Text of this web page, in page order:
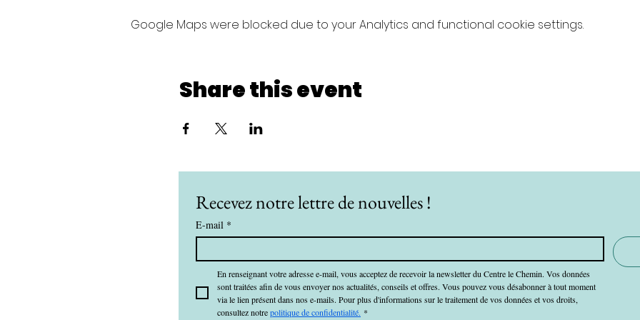
Google Maps were blocked due to your Analytics and functional cookie settings.
Share this event
Recevez notre lettre de nouvelles !
E-mail *
En renseignant votre adresse e-mail, vous acceptez de recevoir la newsletter du Centre le Chemin. Vos données
sont traitées afin de vous envoyer nos actualités, conseils et offres. Vous pouvez vous désabonner à tout moment
via le lien présent dans nos e-mails. Pour plus d'informations sur le traitement de vos données et vos droits,
consultez notre politique de confidentialité. *